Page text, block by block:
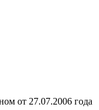
от 27.07.2006 года